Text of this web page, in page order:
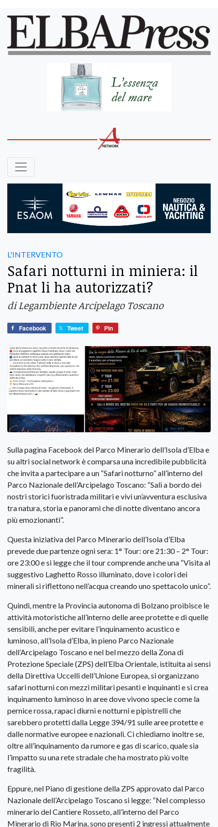
L'INTERVENTO
Safari notturni in miniera: il
Pnat li ha autorizzati?
di Legambiente Arcipelago Toscano
Facebook Tweet Pin
Sulla pagina Facebook del Parco Minerario dell’Isola d’Elba e
su altri social network è comparsa una incredibile pubblicità
che invita a partecipare a un “Safari notturno” all’interno del
Parco Nazionale dell’Arcipelago Toscano: “Sali a bordo dei
nostri storici fuoristrada militari e vivi un’avventura esclusiva
tra natura, storia e panorami che di notte diventano ancora
più emozionanti”.
Questa iniziativa del Parco Minerario dell’Isola d’Elba
prevede due partenze ogni sera: 1° Tour: ore 21:30 – 2° Tour:
ore 23:00 e si legge che il tour comprende anche una “Visita al
suggestivo Laghetto Rosso illuminato, dove i colori dei
minerali si riflettono nell’acqua creando uno spettacolo unico”.
Quindi, mentre la Provincia autonoma di Bolzano proibisce le
attività motoristiche all’interno delle aree protette e di quelle
sensibili, anche per evitare l’inquinamento acustico e
luminoso, all’Isola d’Elba, in pieno Parco Nazionale
dell’Arcipelago Toscano e nel bel mezzo della Zona di
Protezione Speciale (ZPS) dell’Elba Orientale, istituita ai sensi
della Direttiva Uccelli dell’Unione Europea, si organizzano
safari notturni con mezzi militari pesanti e inquinanti e si crea
inquinamento luminoso in aree dove vivono specie come la
pernice rossa, rapaci diurni e notturni e pipistrelli che
sarebbero protetti dalla Legge 394/91 sulle aree protette e
dalle normative europee e nazionali. Ci chiediamo inoltre se,
oltre all’inquinamento da rumore e gas di scarico, quale sia
l’impatto su una rete stradale che ha mostrato più volte
fragilità.
Eppure, nel Piano di gestione della ZPS approvato dal Parco
Nazionale dell’Arcipelago Toscano si legge: “Nel complesso
minerario del Cantiere Rosseto, all’interno del Parco
Minerario di Rio Marina, sono presenti 2 ingressi attualmente